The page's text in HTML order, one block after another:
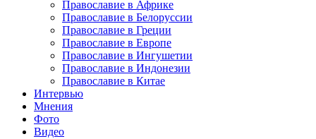
Православие в Африке
Православие в Белоруссии
Православие в Греции
Православие в Европе
Православие в Ингушетии
Православие в Индонезии
Православие в Китае
Интервью
Мнения
Фото
Видео